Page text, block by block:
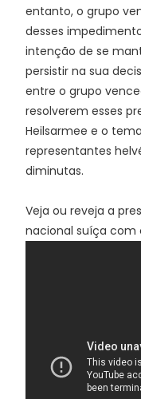
entanto, o grupo
desses
intenção de se
persistir na sua
entre o grupo
resolverem esses
Heilsarmee e o
representantes
diminutas.
Veja ou reveja a
nacional suíça com